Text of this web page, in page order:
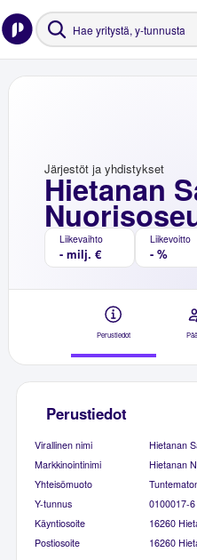
Hietanan
Järjestöt ja yhdistykset
Liikevaihto
- milj. €
Liikevoitto
- %
Perustiedot
Perustiedot
Virallinen nimi
Hietanan
Markkinointinimi
Hietanan
Yhteisömuoto
Y-tunnus
0100017-6
Käyntiosoite
16260
Postiosoite
16260